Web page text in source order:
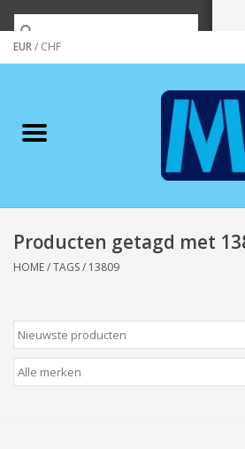
EUR/ CHF
Merken
Wonen/koken/huishouden
Wenskaarten
Zeeuws/Streek
Producten getagd met
HOME/TAGS/ 13809